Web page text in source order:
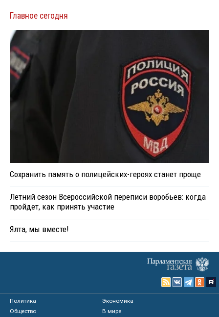
Главное сегодня
Сохранить память о полицейских-героях станет проще
Летний сезон Всероссийской переписи воробьев: когда
пройдет, как принять участие
Ялта, мы вместе!
Политика
Экономика
Общество
В мире